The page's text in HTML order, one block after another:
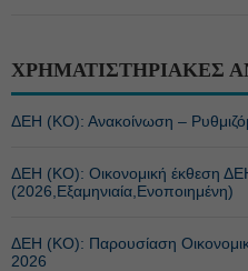
ΧΡΗΜΑΤΙΣΤΗΡΙΑΚΕΣ
ΔΕΗ (ΚΟ): Ανακοίνωση –
ΔΕΗ (ΚΟ): Οικονομική έκθεση
(2026,Εξαμηνιαία,Ενοποιημένη)
ΔΕΗ (ΚΟ): Παρουσίαση
2026